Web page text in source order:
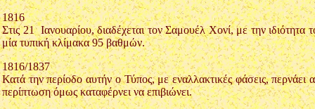
1816
Στις 21 Ιανουαρίου, διαδέχεται τον Σαμουέλ Χονί, με την
μία τυπική κλίμακα 95 βαθμών.
1816/1837
Κατά την περίοδο αυτήν ο Τύπος, με εναλλακτικές φάσεις, περνάει
περίπτωση όμως καταφέρνει να επιβιώνει.